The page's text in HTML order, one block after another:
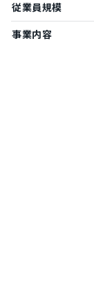
従業員規模
事業内容